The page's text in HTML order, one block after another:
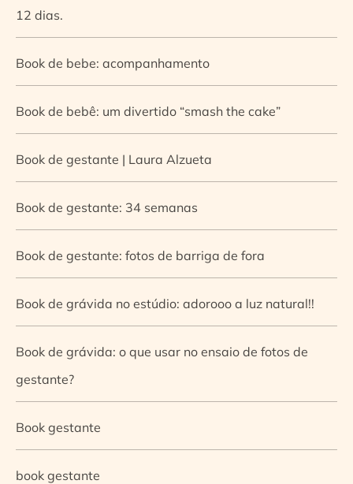
12 dias.
Book de bebe: acompanhamento
Book de bebê: um divertido “smash the cake”
Book de gestante | Laura Alzueta
Book de gestante: 34 semanas
Book de gestante: fotos de barriga de fora
Book de grávida no estúdio: adorooo a luz natural!!
Book de grávida: o que usar no ensaio de fotos de
gestante?
Book gestante
book gestante